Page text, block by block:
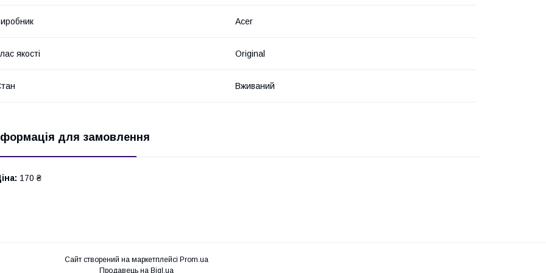
Acer
якості Original
Вживаний
для замовлення
170 ₴
Сайт створений на маркетплейсі Prom.ua
Продавець на Bigl.ua